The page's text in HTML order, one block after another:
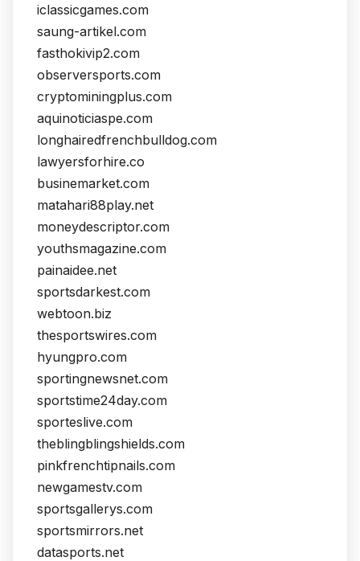
iclassicgames.com
saung-artikel.com
fasthokivip2.com
observersports.com
cryptominingplus.com
aquinoticiaspe.com
longhairedfrenchbulldog.com
lawyersforhire.co
businemarket.com
matahari88play.net
moneydescriptor.com
youthsmagazine.com
painaidee.net
sportsdarkest.com
webtoon.biz
thesportswires.com
hyungpro.com
sportingnewsnet.com
sportstime24day.com
sporteslive.com
theblingblingshields.com
pinkfrenchtipnails.com
newgamestv.com
sportsgallerys.com
sportsmirrors.net
datasports.net